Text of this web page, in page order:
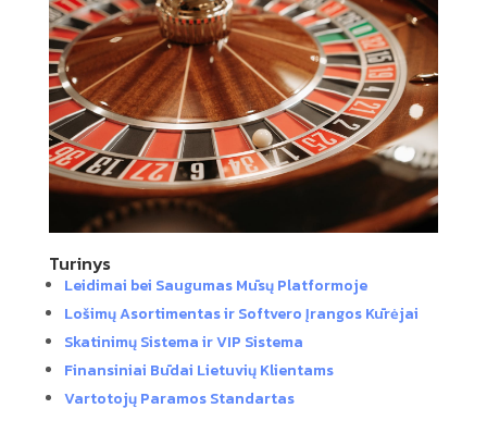
Turinys
Leidimai bei Saugumas Mūsų Platformoje
Lošimų Asortimentas ir Softvero Įrangos Kūrėjai
Skatinimų Sistema ir VIP Sistema
Finansiniai Būdai Lietuvių Klientams
Vartotojų Paramos Standartas